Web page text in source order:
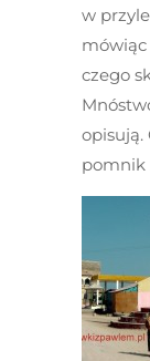
w
czego
opisują.
pomnik